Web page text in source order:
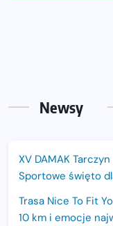
Newsy
XV DAMAK
Sportowe święto
Trasa Nice To Fit
10 km i emocje